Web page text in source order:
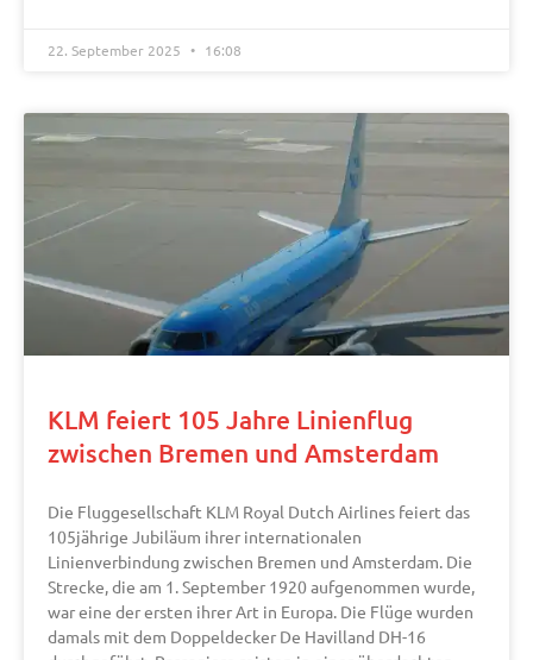
22. September 2025 16:08
KLM feiert 105 Jahre Linienflug
zwischen Bremen und Amsterdam
Die Fluggesellschaft KLM Royal Dutch Airlines feiert das
105jährige Jubiläum ihrer internationalen
Linienverbindung zwischen Bremen und Amsterdam. Die
Strecke, die am 1. September 1920 aufgenommen wurde,
war eine der ersten ihrer Art in Europa. Die Flüge wurden
damals mit dem Doppeldecker De Havilland DH-16